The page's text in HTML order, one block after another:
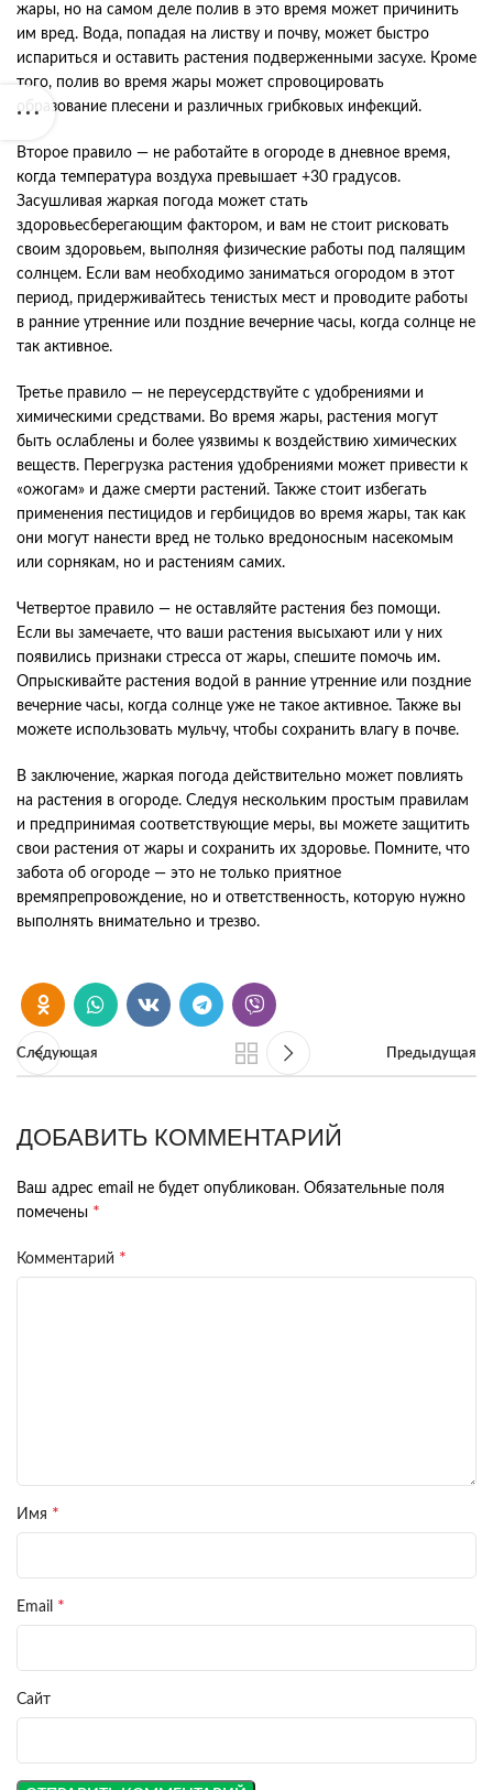
жары, но на самом деле полив в это время может причинить
им вред. Вода, попадая на листву и почву, может быстро
испариться и оставить растения подверженными засухе. Кроме
того, полив во время жары может спровоцировать
образование плесени и различных грибковых инфекций.
Второе правило — не работайте в огороде в дневное время,
когда температура воздуха превышает +30 градусов.
Засушливая жаркая погода может стать
здоровьесберегающим фактором, и вам не стоит рисковать
своим здоровьем, выполняя физические работы под палящим
солнцем. Если вам необходимо заниматься огородом в этот
период, придерживайтесь тенистых мест и проводите работы
в ранние утренние или поздние вечерние часы, когда солнце не
так активное.
Третье правило — не переусердствуйте с удобрениями и
химическими средствами. Во время жары, растения могут
быть ослаблены и более уязвимы к воздействию химических
веществ. Перегрузка растения удобрениями может привести к
«ожогам» и даже смерти растений. Также стоит избегать
применения пестицидов и гербицидов во время жары, так как
они могут нанести вред не только вредоносным насекомым
или сорнякам, но и растениям самих.
Четвертое правило — не оставляйте растения без помощи.
Если вы замечаете, что ваши растения высыхают или у них
появились признаки стресса от жары, спешите помочь им.
Опрыскивайте растения водой в ранние утренние или поздние
вечерние часы, когда солнце уже не такое активное. Также вы
можете использовать мульчу, чтобы сохранить влагу в почве.
В заключение, жаркая погода действительно может повлиять
на растения в огороде. Следуя нескольким простым правилам
и предпринимая соответствующие меры, вы можете защитить
свои растения от жары и сохранить их здоровье. Помните, что
забота об огороде — это не только приятное
времяпрепровождение, но и ответственность, которую нужно
выполнять внимательно и трезво.
Следующая Предыдущая
ДОБАВИТЬ КОММЕНТАРИЙ
Ваш адрес email не будет опубликован. Обязательные поля
помечены *
Комментарий *
Имя *
Email *
Сайт